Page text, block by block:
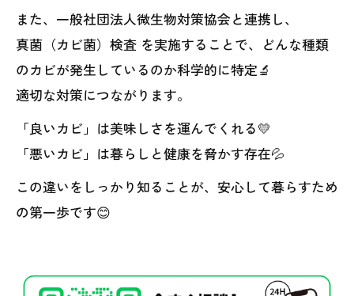
また、一般社団法人微生物対策協会と連携し、
真菌（カビ菌）検査 を実施することで、どんな種類
のカビが発生しているのか科学的に特定🔬
適切な対策につながります。
「良いカビ」は美味しさを運んでくれる💛
「悪いカビ」は暮らしと健康を脅かす存在💦
この違いをしっかり知ることが、安心して暮らすため
の第一歩です😊